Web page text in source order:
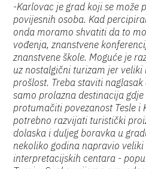
-Karlovac je grad koji se može
povijesnih osoba. Kad
onda moramo shvatiti da to
vođenja, znanstvene
znanstvene škole. Moguće je
uz nostalgični turizam jer
prošlost. Treba staviti
samo prolazna destinacija
protumačiti povezanost Tesle i
potrebno razvijati turistički
dolaska i duljeg boravka u
nekoliko godina napravio
interpretacijskih centara -